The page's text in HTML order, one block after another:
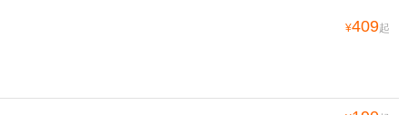
¥409起